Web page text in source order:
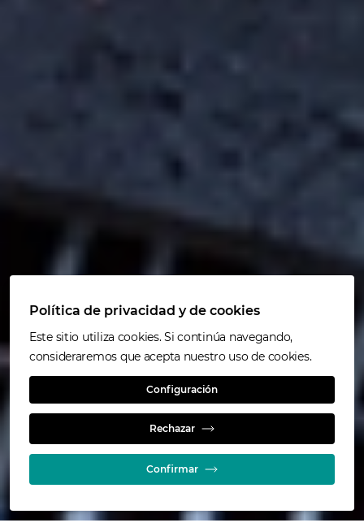
Política de privacidad y de cookies
Este sitio utiliza cookies. Si continúa navegando,
consideraremos que acepta nuestro uso de cookies.
Configuración
Rechazar
Confirmar